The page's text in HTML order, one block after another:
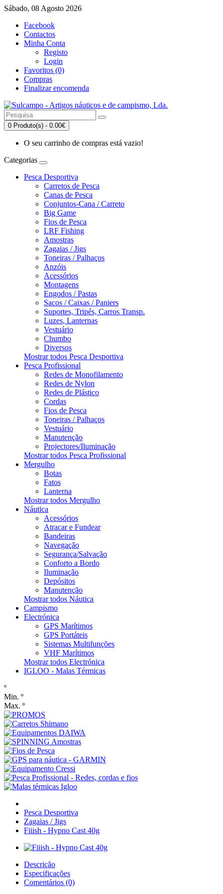
Sábado, 08 Agosto 2026
Facebook
Contactos
Minha Conta
Registo
Login
Favoritos (0)
Compras
Finalizar encomenda
0 Produto(s) - 0.00€
O seu carrinho de compras está vazio!
Categorias
Pesca Desportiva
Carretos de Pesca
Canas de Pesca
Conjuntos-Cana / Carreto
Big Game
Fios de Pesca
LRF Fishing
Amostras
Zagaias / Jigs
Toneiras / Palhaços
Anzóis
Acessórios
Montagens
Engodos / Pastas
Sacos / Caixas / Paniers
Suportes, Tripés, Carros Transp.
Luzes, Lanternas
Vestuário
Chumbo
Diversos
Mostrar todos Pesca Desportiva
Pesca Profissional
Redes de Monofilamento
Redes de Nylon
Redes de Plástico
Cordas
Fios de Pesca
Toneiras / Palhaços
Vestuário
Manutenção
Projectores/Iluminação
Mostrar todos Pesca Profissional
Mergulho
Botas
Fatos
Lanterna
Mostrar todos Mergulho
Náutica
Acessórios
Atracar e Fundear
Bandeiras
Navegação
Segurança/Salvação
Conforto a Bordo
Iluminação
Depósitos
Manutenção
Mostrar todos Náutica
Campismo
Electrónica
GPS Marítimos
GPS Portáteis
Sistemas Multifunções
VHF Marítimos
Mostrar todos Electrónica
IGLOO - Malas Térmicas
º
Min. º
Max. º
Pesca Desportiva
Zagaias / Jigs
Fiiish - Hypno Cast 40g
Descrição
Especificações
Comentários (0)